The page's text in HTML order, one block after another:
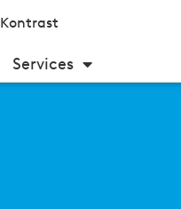
Kontrast
Services